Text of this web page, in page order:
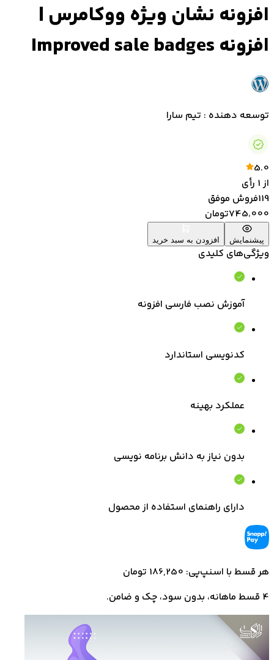
افزونه نشان ویژه ووکامرس |
افزونه Improved sale badges
توسعه دهنده : تیم سارا
5.0
از 1 رأی
119فروش موفق
745٬000تومان
پیشنمایش افزودن به سبد خرید
ویژگی‌های کلیدی
آموزش نصب فارسی افزونه
کدنویسی استاندارد
عملکرد بهینه
بدون نیاز به دانش برنامه نویسی
دارای راهنمای استفاده از محصول
هر قسط با اسنپ‌پی: 186,250 تومان
4 قسط ماهانه، بدون سود، چک و ضامن.